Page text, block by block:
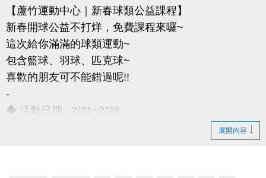
【蘆竹運動中心｜新春球類公益課程】
新春開球公益不打烊，免費課程來囉~
這次給你滿滿的球類運動~
包含籃球、羽球、匹克球~
喜歡的朋友可不能錯過呢!!
-
◆ 活動日期 : 2/21~2/28
展開內容